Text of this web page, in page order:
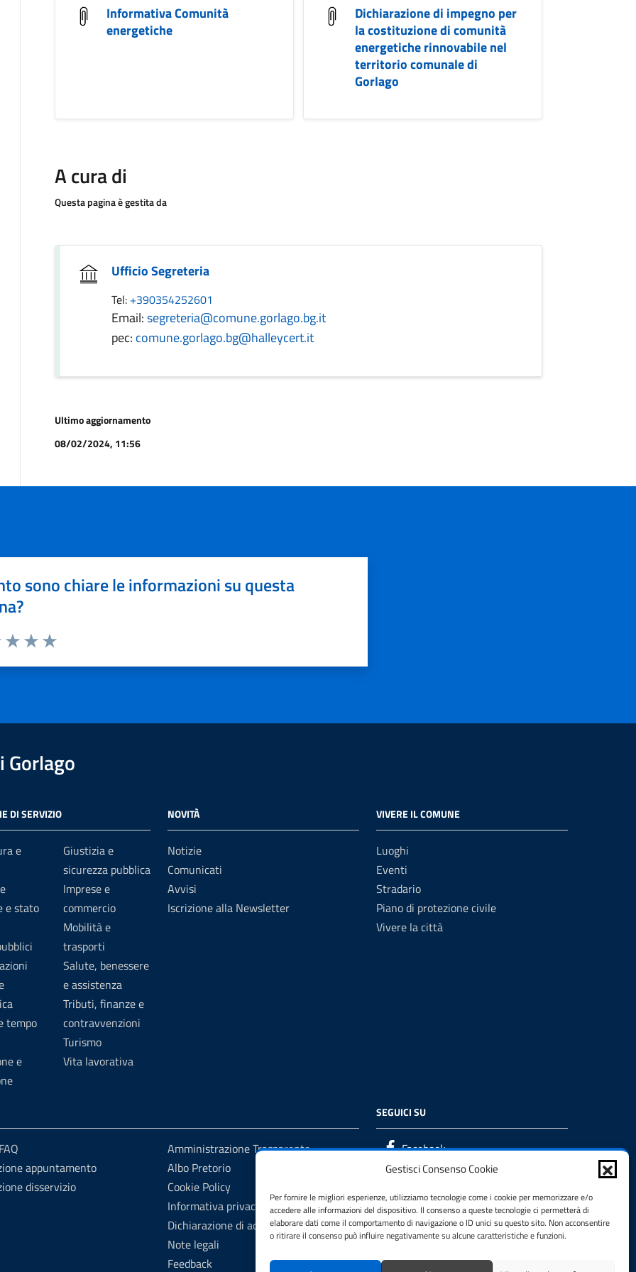
Gestisci Consenso Cookie
Per fornire le migliori esperienze, utilizziamo tecnologie come i cookie per memorizzare e/o
accedere alle informazioni del dispositivo. Il consenso a queste tecnologie ci permetterà di
elaborare dati come il comportamento di navigazione o ID unici su questo sito. Non acconsentire
o ritirare il consenso può influire negativamente su alcune caratteristiche e funzioni.
Informativa Comunità
energetiche
Dichiarazione di impegno per
la costituzione di comunità
energetiche rinnovabile nel
territorio comunale di
Gorlago
A cura di
Questa pagina è gestita da
Ufficio Segreteria
Tel: +390354252601
Email:segreteria@comune.gorlago.bg.it
pec: comune.gorlago.bg@halleycert.it
Ultimo aggiornamento
08/02/2024, 11:56
sono chiare le informazioni su questa
Gorlago
DI SERVIZIO
e
e stato
tempo
e
Giustizia e
sicurezza pubblica
Imprese e
commercio
Mobilità e
trasporti
Salute, benessere
e assistenza
Tributi, finanze e
contravvenzioni
Turismo
Vita lavorativa
NOVITÀ
Notizie
Comunicati
Avvisi
Iscrizione alla Newsletter
VIVERE IL COMUNE
Luoghi
Eventi
Stradario
Piano di protezione civile
Vivere la città
appuntamento
disservizio
Amministrazione Trasparente
Albo Pretorio
Cookie Policy
Informativa privacy
Dichiarazione di accessibilità
Note legali
Feedback
SEGUICI SU
Facebook